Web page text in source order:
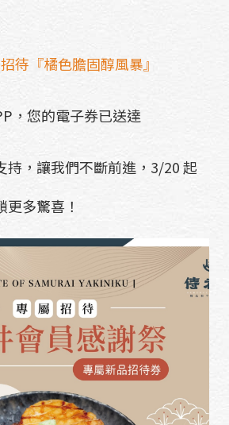
待『橘色膽固醇風暴』
，您的電子券已送達
持，讓我們不斷前進，3/20 起
多驚喜！